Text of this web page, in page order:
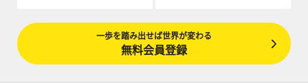
一歩を踏み出せば世界が変わる
無料会員登録